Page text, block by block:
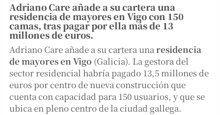
Adriano Care añade a su cartera una
residencia de mayores en Vigo con 150
camas, tras pagar por ella más de 13
millones de euros.
Adriano Care añade a su cartera unaresidencia
de mayores en Vigo (Galicia). La gestora del
sector residencial habría pagado 13,5 millones de
euros por centro de nueva construcción que
cuenta con capacidad para 150 usuarios, y que se
ubica en pleno centro de la ciudad gallega.